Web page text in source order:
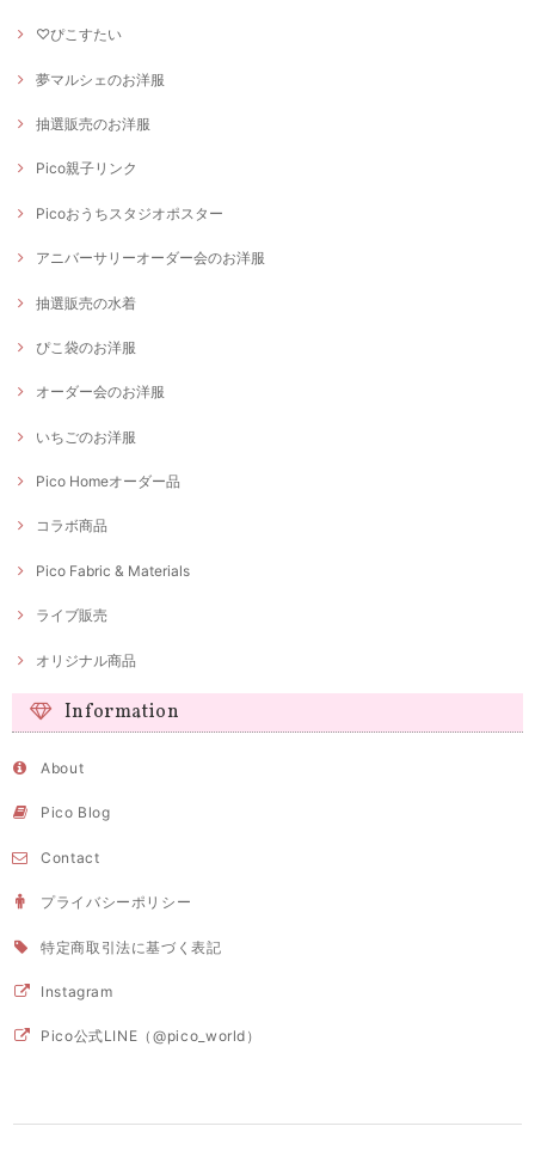
♡ぴこすたい
夢マルシェのお洋服
抽選販売のお洋服
Pico親子リンク
Picoおうちスタジオポスター
アニバーサリーオーダー会のお洋服
抽選販売の水着
ぴこ袋のお洋服
オーダー会のお洋服
いちごのお洋服
Pico Homeオーダー品
コラボ商品
Pico Fabric & Materials
ライブ販売
オリジナル商品
Information
About
Pico Blog
Contact
プライバシーポリシー
特定商取引法に基づく表記
Instagram
Pico公式LINE（@pico_world）